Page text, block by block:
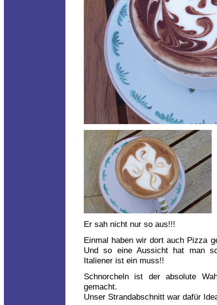
Er sah nicht nur so aus!!!
Einmal haben wir dort auch Pizza
Und so eine Aussicht hat man
Italiener ist ein muss!!
Schnorcheln ist der absolute
gemacht.
Unser Strandabschnitt war dafür